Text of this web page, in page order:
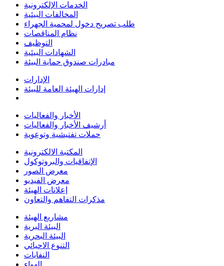
الخدمات الإلكترونية
المخالفات البيئية
طلب تصريح دخول لمحمية الجهراء
نظام المناقصات
التوظيف
الشهادات البيئية
مبادرات صندوق حماية البيئة
الإدارات
إدارات الهيئة العامة للبيئة
الأخبار والفعاليات
أرشيف الأخبار والفعاليات
حملات تفتيشية وتوعوية
المكتبة الالكترونية
الإتفاقيات والبروتوكول
معرض الصور
معرض الفيديو
إعلانات الهيئة
مذكرات التفاهم والتعاون
مشاريع الهيئة
البيئة البرية
البيئة البحرية
التنوع الاحيائي
النفايات
الهواء